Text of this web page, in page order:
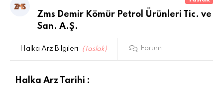
Zms Demir Kömür Petrol Ürünleri Tic. ve
San. A.Ş.
Halka Arz Bilgileri (Taslak) Forum
Halka Arz Tarihi :